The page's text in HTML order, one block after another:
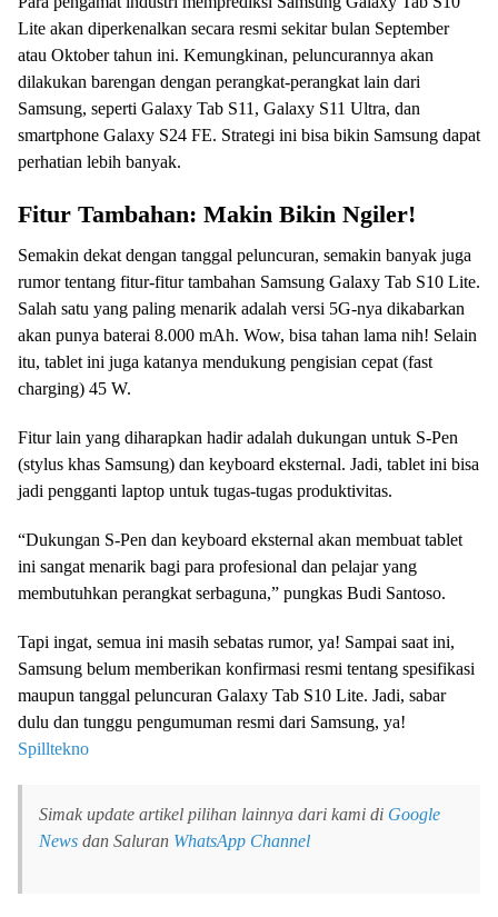
Lite akan diperkenalkan secara resmi sekitar bulan September
atau Oktober tahun ini. Kemungkinan, peluncurannya akan
dilakukan barengan dengan perangkat-perangkat lain dari
Samsung, seperti Galaxy Tab S11, Galaxy S11 Ultra, dan
smartphone Galaxy S24 FE. Strategi ini bisa bikin Samsung dapat
perhatian lebih banyak.
Fitur Tambahan: Makin Bikin Ngiler!
Semakin dekat dengan tanggal peluncuran, semakin banyak juga
rumor tentang fitur-fitur tambahan Samsung Galaxy Tab S10 Lite.
Salah satu yang paling menarik adalah versi 5G-nya dikabarkan
akan punya baterai 8.000 mAh. Wow, bisa tahan lama nih! Selain
itu, tablet ini juga katanya mendukung pengisian cepat (fast
charging) 45 W.
Fitur lain yang diharapkan hadir adalah dukungan untuk S-Pen
(stylus khas Samsung) dan keyboard eksternal. Jadi, tablet ini bisa
jadi pengganti laptop untuk tugas-tugas produktivitas.
“Dukungan S-Pen dan keyboard eksternal akan membuat tablet
ini sangat menarik bagi para profesional dan pelajar yang
membutuhkan perangkat serbaguna,” pungkas Budi Santoso.
Tapi ingat, semua ini masih sebatas rumor, ya! Sampai saat ini,
Samsung belum memberikan konfirmasi resmi tentang spesifikasi
maupun tanggal peluncuran Galaxy Tab S10 Lite. Jadi, sabar
dulu dan tunggu pengumuman resmi dari Samsung, ya!
Spilltekno
Simak update artikel pilihan lainnya dari kami di Google
News dan Saluran WhatsApp Channel